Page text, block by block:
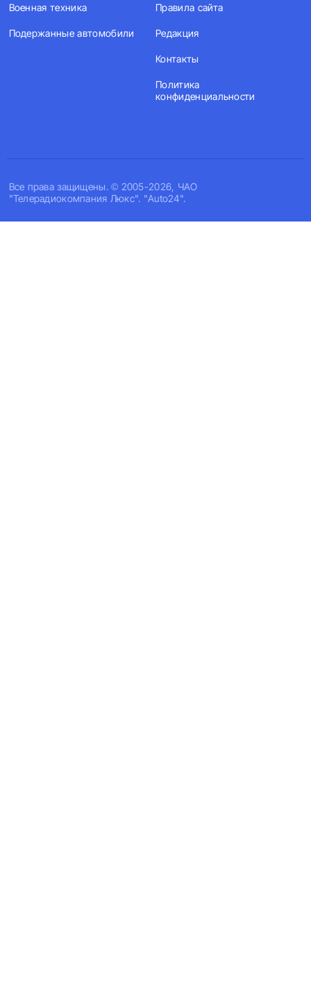
Все права защищены. © 2005-2026, ЧАО
"Телерадиокомпания Люкс". "Auto24".
Военная техника
Подержанные автомобили
Правила сайта
Редакция
Контакты
Политика
конфиденциальности